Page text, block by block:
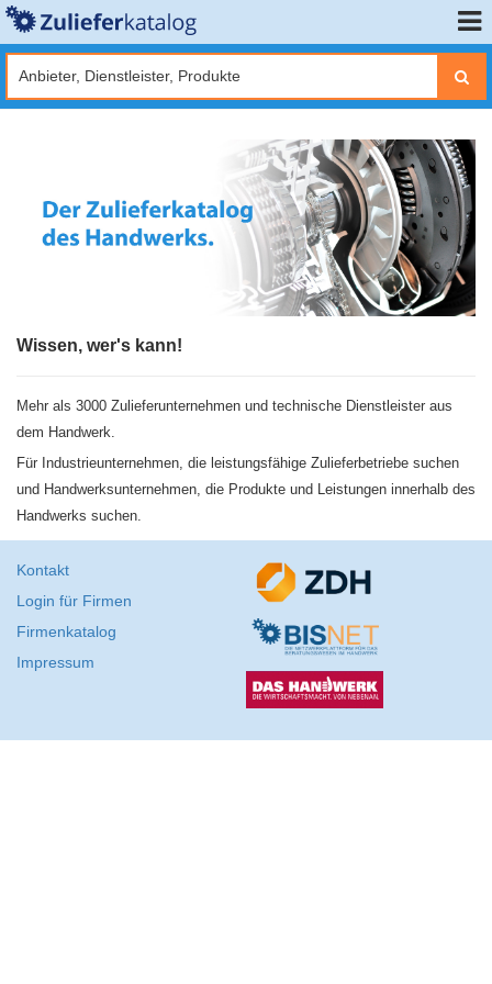
Wissen, wer's kann!
Mehr als 3000 Zulieferunternehmen und technische Dienstleister aus
dem Handwerk.
Für Industrieunternehmen, die leistungsfähige Zulieferbetriebe suchen
und Handwerksunternehmen, die Produkte und Leistungen innerhalb des
Handwerks suchen.
Kontakt
Login für Firmen
Firmenkatalog
Impressum